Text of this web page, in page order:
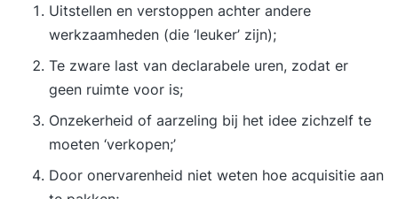
Uitstellen en verstoppen achter andere
werkzaamheden (die ‘leuker’ zijn);
Te zware last van declarabele uren, zodat er
geen ruimte voor is;
Onzekerheid of aarzeling bij het idee zichzelf te
moeten ‘verkopen;’
Door onervarenheid niet weten hoe acquisitie aan